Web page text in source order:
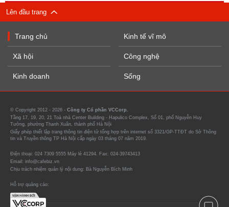
Lên đầu trang
Trang chủ
Xã hội
Kinh doanh
Kinh tế vĩ mô
Công nghệ
Sống
© Copyright 2012 - 2026 - Công ty Cổ phần VCCorp.
Tầng 17, 19, 20, 21 Toà nhà Center Building - Hapulico Complex, Số 01, phố Nguyễn Huy
Tưởng, phường Thanh Xuân, thành phố Hà Nội
Giấy phép thiết lập trang thông tin điện tử tổng hợp trên internet số 3321/GP-TTĐT do Sở Thông
tin và Truyền thông TP Hà Nội cấp ngày 03 tháng 07 năm 2019.
Điện thoại: 024 7309 5555 Máy lẻ 41294. Fax: 024-39743413
Email: info@cafebiz.vn
Chịu trách nhiệm quản lý nội dung: Bà Nguyễn Bích Minh
Hỗ trợ quảng cáo: